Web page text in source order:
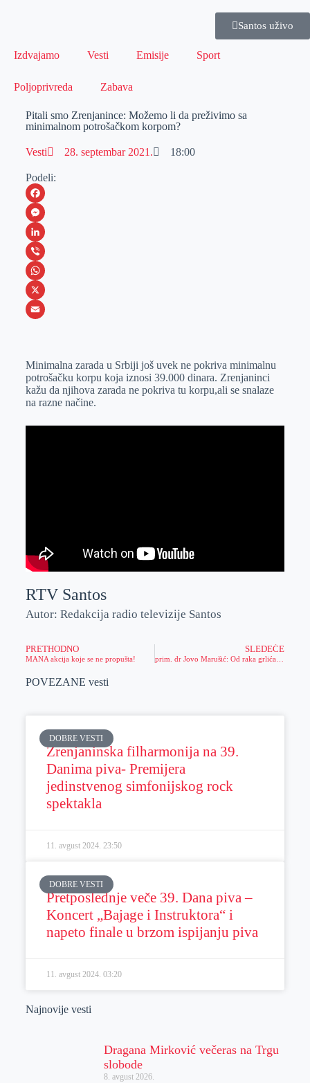
Santos uživo
Izdvajamo Vesti Emisije Sport
Poljoprivreda Zabava
Pitali smo Zrenjanince: Možemo li da preživimo sa
minimalnom potrošačkom korpom?
Vesti 28. septembar 2021. 18:00
Podeli:
F
a
c
e
b
o
M
e
s
s
e
e
r
L
i
n
k
I
n
V
i
b
W
h
s
A
p
p
X
a
i
l
Minimalna zarada u Srbiji još uvek ne pokriva minimalnu
potrošačku korpu koja iznosi 39.000 dinara. Zrenjaninci
kažu da njihova zarada ne pokriva tu korpu,ali se snalaze
na razne načine.
RTV Santos
Autor: Redakcija radio televizije Santos
PRETHODNO
MANA akcija koje se ne propušta!
SLEDEĆE
POVEZANE vesti
DOBRE VESTI
Zrenjaninska filharmonija na 39.
Danima piva- Premijera
jedinstvenog simfonijskog rock
spektakla
11. avgust 2024. 23:50
DOBRE VESTI
Pretposlednje veče 39. Dana piva –
Koncert „Bajage i Instruktora“ i
napeto finale u brzom ispijanju piva
11. avgust 2024. 03:20
Najnovije vesti
Dragana Mirković večeras na Trgu
slobode
8. avgust 2026.